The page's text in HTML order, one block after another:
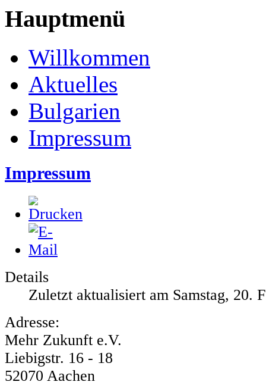
Hauptmenü
Willkommen
Aktuelles
Bulgarien
Impressum
Impressum
Details
Zuletzt aktualisiert am Samstag, 20.
Adresse:
Mehr Zukunft e.V.
Liebigstr. 16 - 18
52070 Aachen